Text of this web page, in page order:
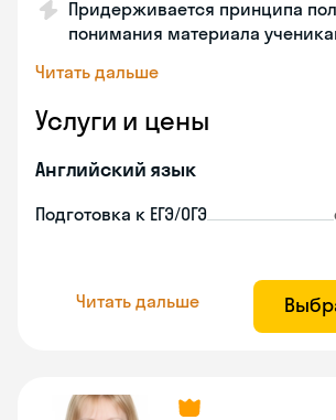
Придерживается принципа
понимания материала
Читать дальше
Услуги и цены
Английский язык
Подготовка к ЕГЭ/ОГЭ
Читать дальше